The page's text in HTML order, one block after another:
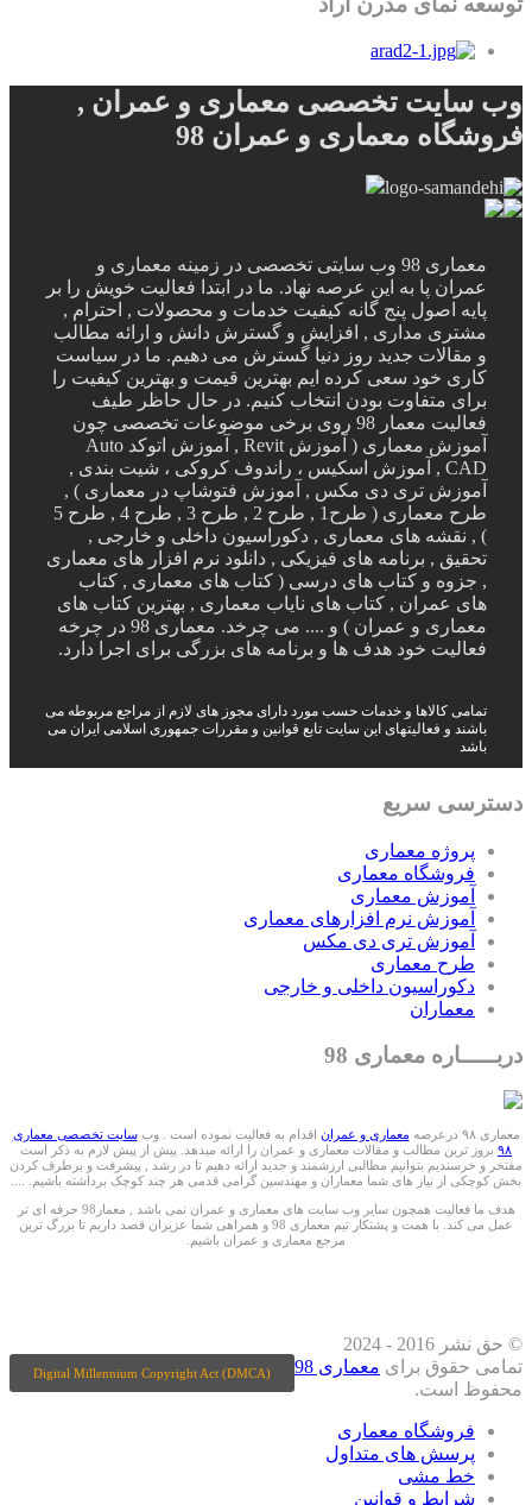
وب سایت تخصصی معماری و عمران ,
فروشگاه معماری و عمران 98
معماری 98 وب سایتی تخصصی در زمینه معماری و
عمران پا به این عرصه نهاد. ما در ابتدا فعالیت خویش را بر
پایه اصول پنج گانه کیفیت خدمات و محصولات , احترام ,
مشتری مداری , افزایش و گسترش دانش و ارائه مطالب
و مقالات جدید روز دنیا گسترش می دهیم. ما در سیاست
کاری خود سعی کرده ایم بهترین قیمت و بهترین کیفیت را
برای متفاوت بودن انتخاب کنیم. در حال حاظر طیف
فعالیت معمار 98 روی برخی موضوعات تخصصی چون
آموزش معماری ( آموزش Revit , آموزش اتوکد Auto
CAD , آموزش اسکیس ، راندوف کروکی ، شیت بندی ,
آموزش تری دی مکس , آموزش فتوشاپ در معماری ) ,
طرح معماری ( طرح1 , طرح 2 , طرح 3 , طرح 4 , طرح 5
) , نقشه های معماری , دکوراسیون داخلی و خارجی ,
تحقیق , برنامه های فیزیکی , دانلود نرم افزار های معماری
, جزوه و کتاب های درسی ( کتاب های معماری , کتاب
های عمران , کتاب های نایاب معماری , بهترین کتاب های
معماری و عمران ) و .... می چرخد. معماری 98 در چرخه
فعالیت خود هدف ها و برنامه های بزرگی برای اجرا دارد.
تمامی کالاها و خدمات حسب مورد دارای مجوز های لازم از مراجع مربوطه می
باشند و فعالیتهای این سایت تابع قوانین و مقررات جمهوری اسلامی ایران می
باشد
دسترسی سریع
پروژه معماری
فروشگاه معماری
آموزش معماری
آموزش نرم افزارهای معماری
آموزش تری دی مکس
طرح معماری
دکوراسیون داخلی و خارجی
معماران
دربـــــاره معماری 98
معماری ۹۸ درعرصه معماری و عمران اقدام به فعالیت نموده است . وبسایت تخصصی معماری
۹۸ بروز ترین مطالب و مقالات معماری و عمران را ارائه میدهد. پیش از پیش لازم به ذکر است
مفتخر و خرسندیم بتوانیم مطالبی ارزشمند و جدید ارائه دهیم تا در رشد , پیشرفت و برطرف کردن
بخش کوچکی از نیاز های شما معماران و مهندسین گرامی قدمی هر چند کوچک برداشته باشیم. ....
هدف ما فعالیت همچون سایر وب سایت های معماری و عمران نمی باشد , معمار98 حرفه ای تر
عمل می کند. با همت و پشتکار تیم معماری 98 و همراهی شما عزیزان قصد داریم تا بزرگ ترین
مرجع معماری و عمران باشیم.
Digital Millennium Copyright Act (DMCA)
© حق نشر 2016 - 2024
تمامی حقوق برای معماری 98
محفوظ است.
فروشگاه معماری
پرسش های متداول
خط مشی
شرایط و قوانین